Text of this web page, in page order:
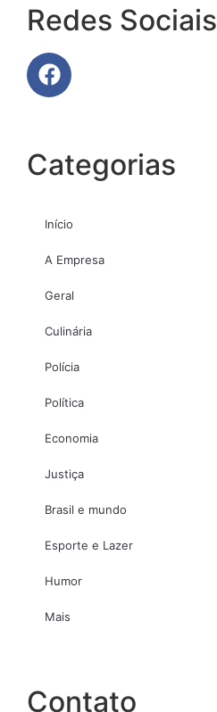
Redes Sociais
Categorias
Início
A Empresa
Geral
Culinária
Polícia
Política
Economia
Justiça
Brasil e mundo
Esporte e Lazer
Humor
Mais
Contato